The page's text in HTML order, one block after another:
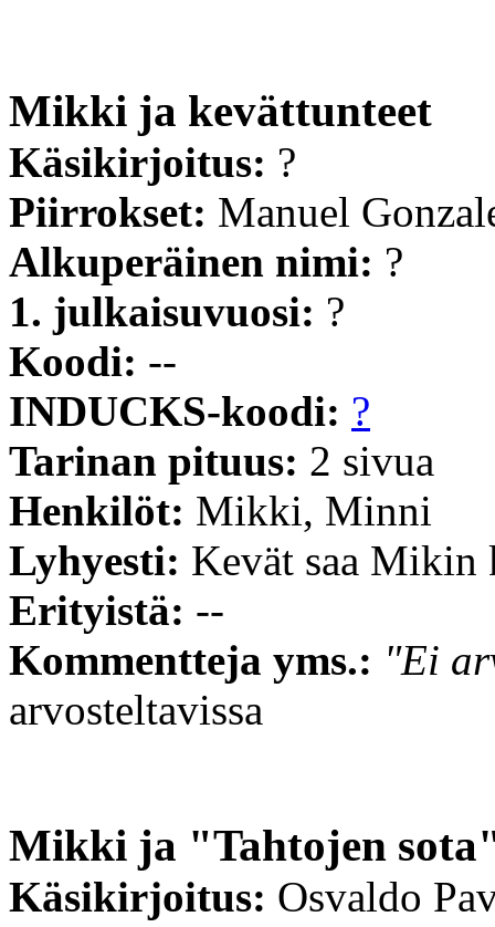
Mikki ja kevättunteet
Käsikirjoitus: ?
Piirrokset: Manuel
Alkuperäinen nimi: ?
1. julkaisuvuosi: ?
Koodi: --
INDUCKS-koodi: ?
Tarinan pituus: 2 sivua
Henkilöt: Mikki, Minni
Lyhyesti: Kevät saa Mikin
Erityistä: --
Kommentteja yms.: "Ei
arvosteltavissa
Mikki ja "Tahtojen
Käsikirjoitus: Osvaldo